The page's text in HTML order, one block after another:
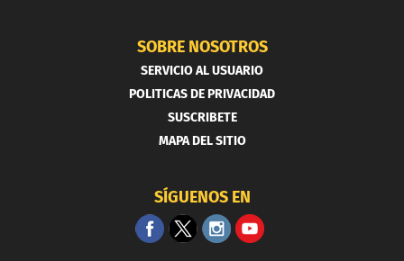
SOBRE NOSOTROS
SERVICIO AL USUARIO
POLITICAS DE PRIVACIDAD
SUSCRIBETE
MAPA DEL SITIO
SÍGUENOS EN